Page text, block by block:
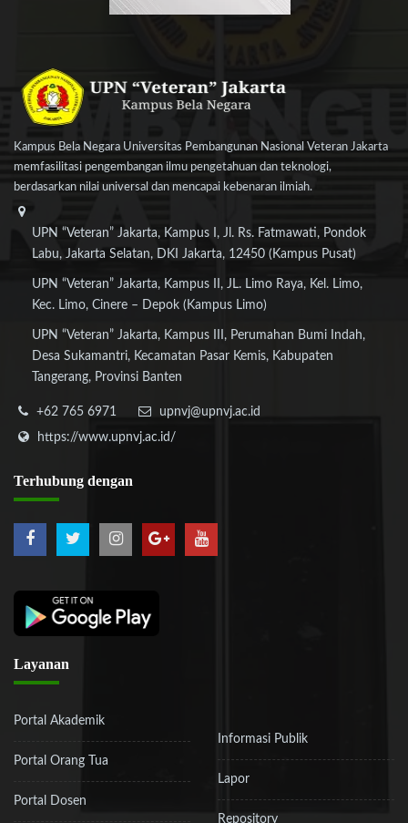
Kampus Bela Negara Universitas Pembangunan Nasional Veteran Jakarta
memfasilitasi pengembangan ilmu pengetahuan dan teknologi,
berdasarkan nilai universal dan mencapai kebenaran ilmiah.
UPN “Veteran” Jakarta, Kampus I, Jl. Rs. Fatmawati, Pondok
Labu, Jakarta Selatan, DKI Jakarta, 12450 (Kampus Pusat)
UPN “Veteran” Jakarta, Kampus II, JL. Limo Raya, Kel. Limo,
Kec. Limo, Cinere – Depok (Kampus Limo)
UPN “Veteran” Jakarta, Kampus III, Perumahan Bumi Indah,
Desa Sukamantri, Kecamatan Pasar Kemis, Kabupaten
Tangerang, Provinsi Banten
+62 765 6971
upnvj@upnvj.ac.id
https://www.upnvj.ac.id/
Terhubung dengan
Layanan
Portal Akademik
Portal Orang Tua
Portal Dosen
Informasi Publik
Lapor
Repository